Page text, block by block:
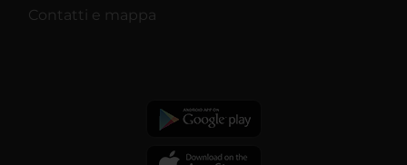
Contatti e mappa